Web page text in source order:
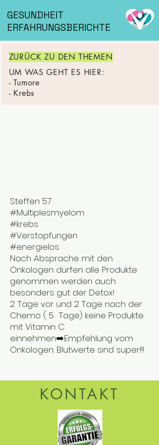
GESUNDHEIT
ERFAHRUNGSBERICHTE
ZURÜCK ZU DEN THEMEN
UM WAS GEHT ES HIER:
- Tumore
- Krebs
Steffen 57
#Multiplesmyelom
#krebs
#Verstopfungen
#energielos
Nach Absprache mit den
Onkologen dürfen alle Produkte
genommen werden auch
besonders gut der Detox!
2 Tage vor und 2 Tage nach der
Chemo ( 5 Tage) keine Produkte
mit Vitamin C
einnehmen➡️Empfehlung vom
Onkologen. Blutwerte sind super!!!
KONTAKT